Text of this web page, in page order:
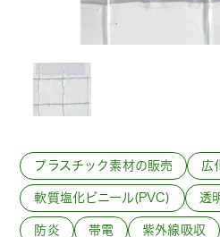
プラスチック素材の販売 広
軟質塩化ビニール(PVC) 透
防炎 帯電 紫外線吸収